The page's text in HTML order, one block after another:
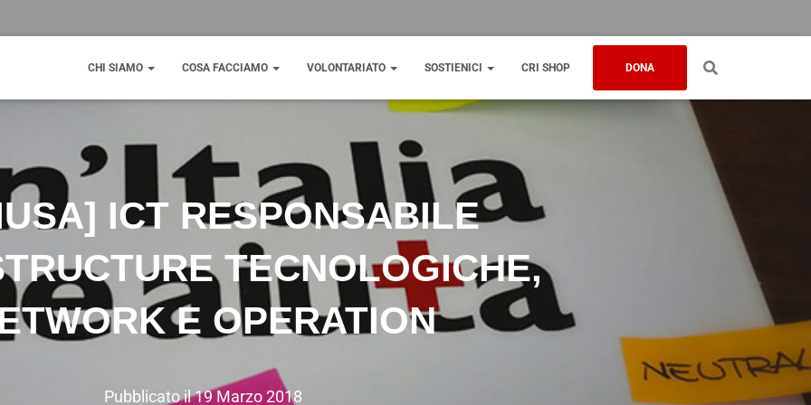
CHI SIAMO COSA FACCIAMO VOLONTARIATO SOSTIENICI CRI SHOP DONA
ICT RESPONSABILE
TECNOLOGICHE,
E OPERATION
Pubblicato il19 Marzo 2018